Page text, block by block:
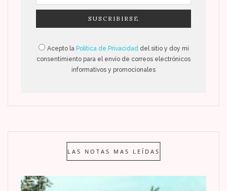
Acepto la Política de Privacidad del sitio y doy mi
consentimiento para el envío de correos electrónicos
informativos y promocionales
LAS NOTAS MAS LEÍDAS